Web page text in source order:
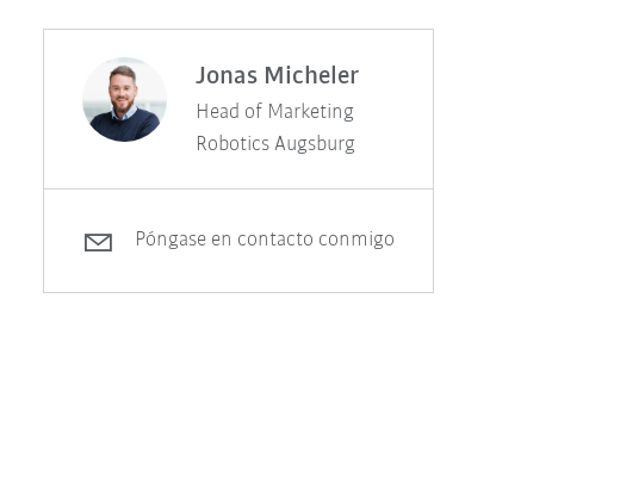
Jonas Micheler
Head of Marketing
Robotics Augsburg
Póngase en contacto conmigo